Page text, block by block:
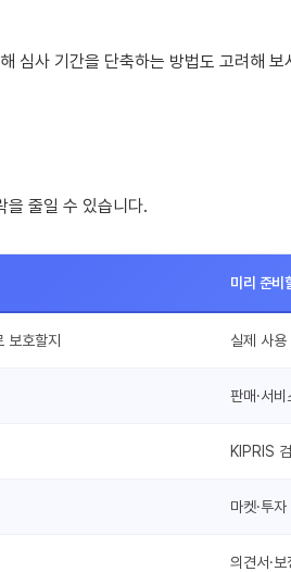
심사 기간을 단축하는 방법도 고려해 보
을 줄일 수 있습니다.
미리 준비
보호할지 실제 사용
판매·서
KIPRIS
마켓·투
의견서·